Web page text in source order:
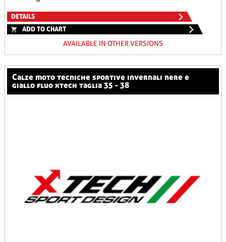
DETAILS
ADD TO CHART
AVAILABLE IN OTHER VERSIONS
calze moto tecniche sportive invernali nere e
giallo fluo xtech taglia 35 - 38